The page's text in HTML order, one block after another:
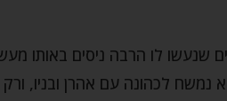
לו הרבה ניסים באותו
לכהונה עם אהרן ובניו,